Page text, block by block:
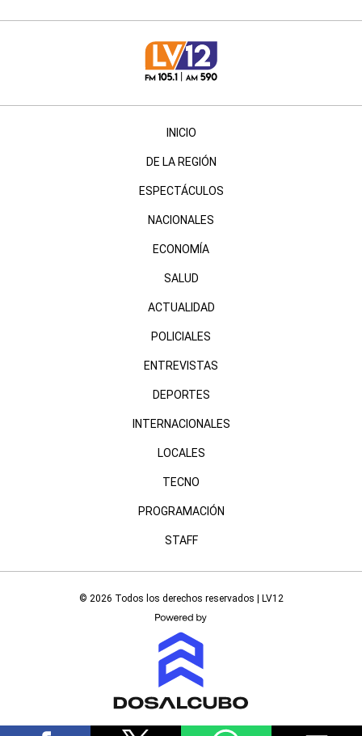
INICIO
DE LA REGIÓN
ESPECTÁCULOS
NACIONALES
ECONOMÍA
SALUD
ACTUALIDAD
POLICIALES
ENTREVISTAS
DEPORTES
INTERNACIONALES
LOCALES
TECNO
PROGRAMACIÓN
STAFF
© 2026 Todos los derechos reservados | LV12